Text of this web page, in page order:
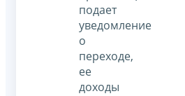
подает
уведомление
о
переходе,
ее
доходы